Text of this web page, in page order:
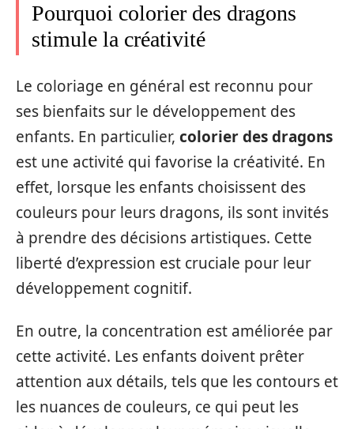
Pourquoi colorier des dragons
stimule la créativité
Le coloriage en général est reconnu pour
ses bienfaits sur le développement des
enfants. En particulier, colorier des dragons
est une activité qui favorise la créativité. En
effet, lorsque les enfants choisissent des
couleurs pour leurs dragons, ils sont invités
à prendre des décisions artistiques. Cette
liberté d’expression est cruciale pour leur
développement cognitif.
En outre, la concentration est améliorée par
cette activité. Les enfants doivent prêter
attention aux détails, tels que les contours et
les nuances de couleurs, ce qui peut les